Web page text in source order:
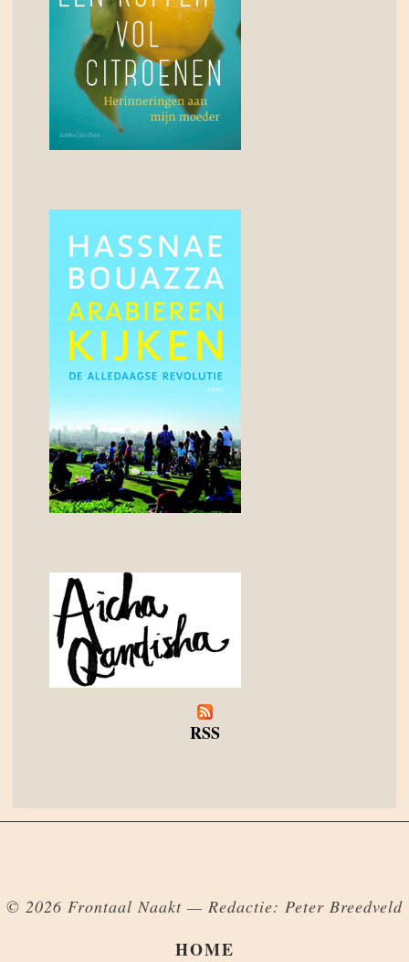
RSS
© 2026 Frontaal Naakt — Redactie: Peter Breedveld
HOME